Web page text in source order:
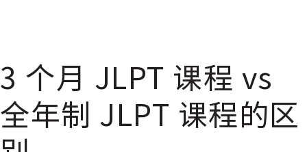
3 个月 JLPT 课程 vs
全年制 JLPT 课程的区